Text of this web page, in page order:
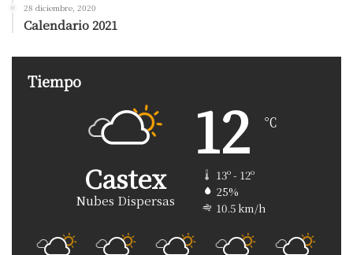
28 diciembre, 2020
Calendario 2021
Tiempo
Castex
Nubes Dispersas
12 ℃
13º - 12º
25%
10.5 km/h